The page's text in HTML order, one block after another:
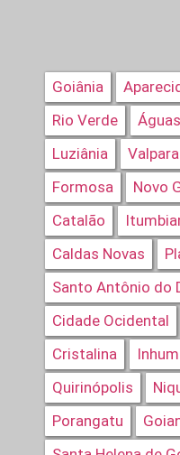
Goiânia
Rio Verde
Luziânia
Formosa
Novo
Catalão
Caldas Novas
Cidade Ocidental
Cristalina
Quirinópolis
Porangatu